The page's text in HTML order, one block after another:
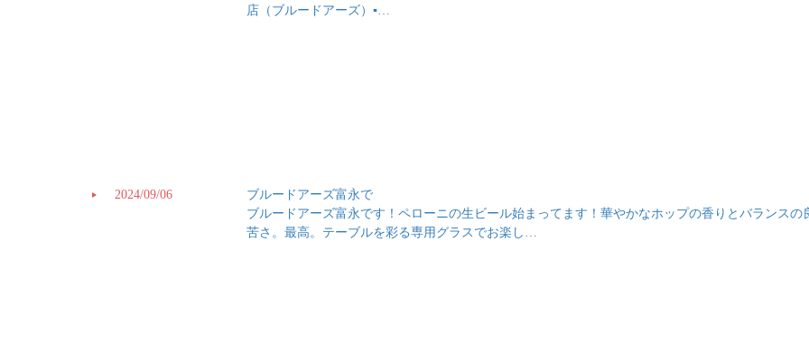
店（ブルードアーズ）▪️…
2024/09/06
ブルードアーズ富永で
ブルードアーズ富永です！ペローニの生ビール始まってます！華やかなホップの香りとバランスの
苦さ。最高。テーブルを彩る専用グラスでお楽し…